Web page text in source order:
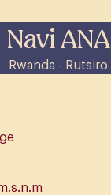
Navi ANA
Rwanda - Rutsiro